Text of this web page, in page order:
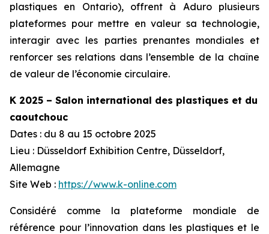
plastiques en Ontario), offrent à Aduro plusieurs
plateformes pour mettre en valeur sa technologie,
interagir avec les parties prenantes mondiales et
renforcer ses relations dans l’ensemble de la chaîne
de valeur de l’économie circulaire.
K 2025 – Salon international des plastiques et du
caoutchouc
Dates : du 8 au 15 octobre 2025
Lieu : Düsseldorf Exhibition Centre, Düsseldorf,
Allemagne
Site Web : https://www.k-online.com
Considéré comme la plateforme mondiale de
référence pour l’innovation dans les plastiques et le